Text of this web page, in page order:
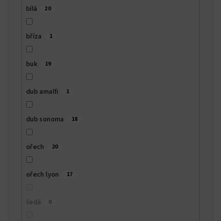
bílá 20
bříza 1
buk 19
dub amalfi 1
dub sonoma 18
ořech 20
ořech lyon 17
šedá 0